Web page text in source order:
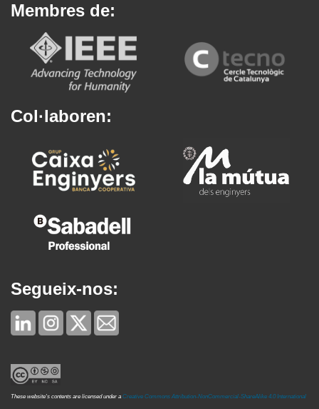
Membres de:
Col·laboren:
Segueix-nos:
These website's contents are licensed under a Creative Commons Attribution-NonCommercial-ShareAlike 4.0 International